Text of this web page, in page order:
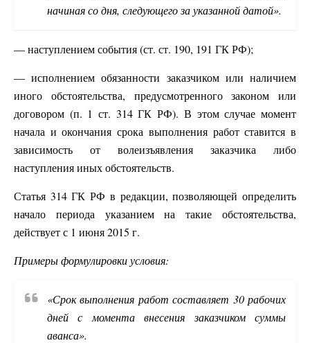
начиная со дня, следующего за указанной датой».
— наступлением события (ст. ст. 190, 191 ГК РФ);
— исполнением обязанности заказчиком или наличием
иного обстоятельства, предусмотренного законом или
договором (п. 1 ст. 314 ГК РФ). В этом случае момент
начала и окончания срока выполнения работ ставится в
зависимость от волеизъявления заказчика либо
наступления иных обстоятельств.
Статья 314 ГК РФ в редакции, позволяющей определить
начало периода указанием на такие обстоятельства,
действует с 1 июня 2015 г.
Примеры формулировки условия:
«Срок выполнения работ составляет 30 рабочих
дней с момента внесения заказчиком суммы
аванса».